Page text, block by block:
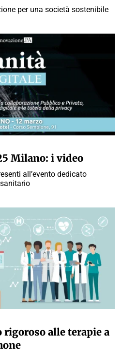
per una società sostenibile
Milano: i video
all’evento dedicato
rigoroso alle terapie a